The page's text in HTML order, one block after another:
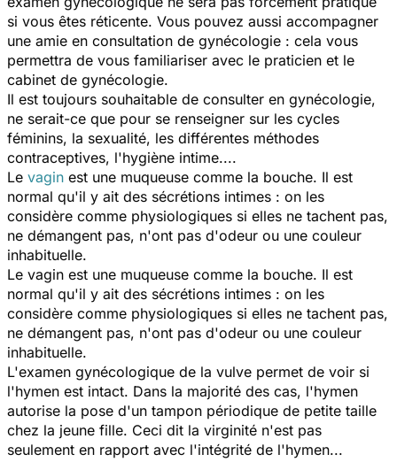
si vous êtes réticente. Vous pouvez aussi accompagner
une amie en consultation de gynécologie : cela vous
permettra de vous familiariser avec le praticien et le
cabinet de gynécologie.
Il est toujours souhaitable de consulter en gynécologie,
ne serait-ce que pour se renseigner sur les cycles
féminins, la sexualité, les différentes méthodes
contraceptives, l'hygiène intime....
Le vagin est une muqueuse comme la bouche. Il est
normal qu'il y ait des sécrétions intimes : on les
considère comme physiologiques si elles ne tachent pas,
ne démangent pas, n'ont pas d'odeur ou une couleur
inhabituelle.
Le vagin est une muqueuse comme la bouche. Il est
normal qu'il y ait des sécrétions intimes : on les
considère comme physiologiques si elles ne tachent pas,
ne démangent pas, n'ont pas d'odeur ou une couleur
inhabituelle.
L'examen gynécologique de la vulve permet de voir si
l'hymen est intact. Dans la majorité des cas, l'hymen
autorise la pose d'un tampon périodique de petite taille
chez la jeune fille. Ceci dit la virginité n'est pas
seulement en rapport avec l'intégrité de l'hymen...